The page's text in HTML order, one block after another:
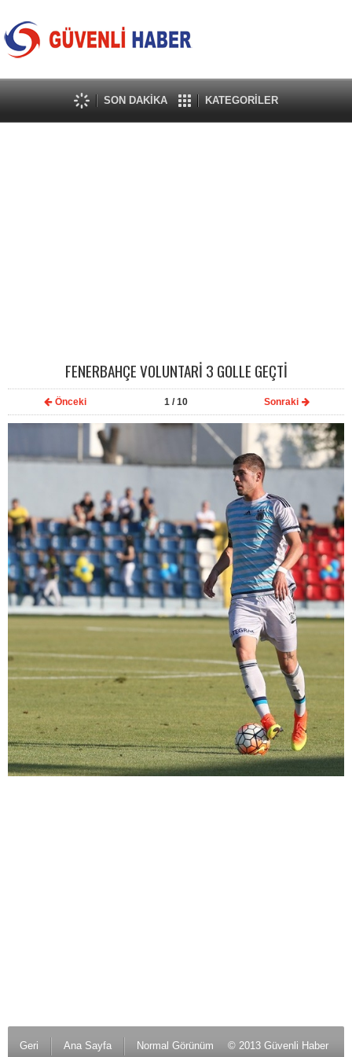
SON DAKİKA KATEGORİLER
FENERBAHÇE VOLUNTARİ 3 GOLLE GEÇTİ
Önceki 1/ 10 Sonraki
Geri Ana Sayfa Normal Görünüm © 2013 Güvenli Haber